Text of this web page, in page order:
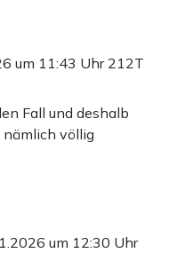
um 11:43 Uhr 212T
Fall und deshalb
nämlich völlig
um 12:30 Uhr